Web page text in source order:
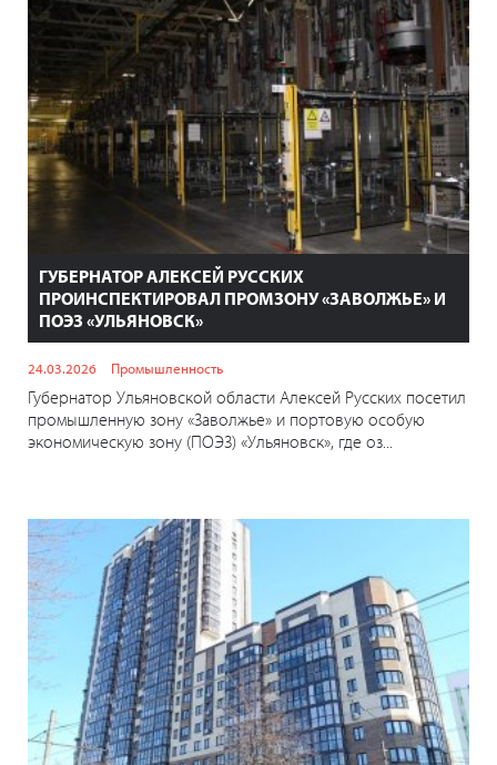
ГУБЕРНАТОР АЛЕКСЕЙ РУССКИХ
ПРОИНСПЕКТИРОВАЛ ПРОМЗОНУ «ЗАВОЛЖЬЕ» И
ПОЭЗ «УЛЬЯНОВСК»
24.03.2026 Промышленность
Губернатор Ульяновской области Алексей Русских посетил
промышленную зону «Заволжье» и портовую особую
экономическую зону (ПОЭЗ) «Ульяновск», где оз...